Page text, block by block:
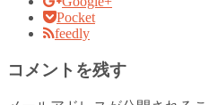
Pocket
feedly
コメントを残す